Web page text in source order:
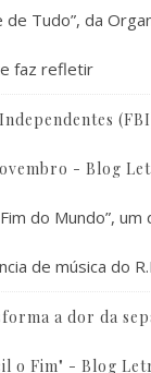
de Tudo”, da
faz refletir
- Blog
do Mundo”,
de música do
a dor da
o Fim" - Blog